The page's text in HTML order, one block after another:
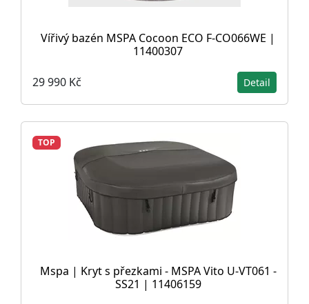
Vířivý bazén MSPA Cocoon ECO F-CO066WE |
11400307
29 990 Kč Detail
TOP
Mspa | Kryt s přezkami - MSPA Vito U-VT061 -
SS21 | 11406159